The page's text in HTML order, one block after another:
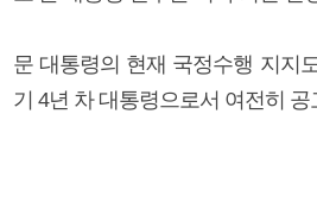
문 대통령의 현재 국정수행 지지
기 4년 차 대통령으로서 여전히